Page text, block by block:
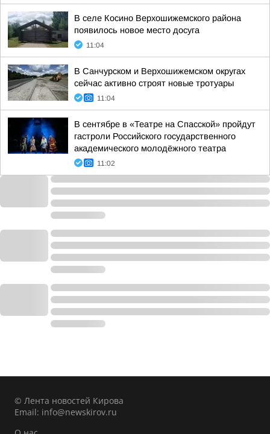
В селе Косино Верхошижемского района
появилось новое место досуга
11:04
В Санчурском и Верхошижемском округах
сейчас активно строят новые тротуары
11:04
В сентябре в «Театре на Спасской» пройдут
гастроли Российского государственного
академического молодёжного театра
11:02
© Лента новостей Кирова
Email: info@newskirov.ru